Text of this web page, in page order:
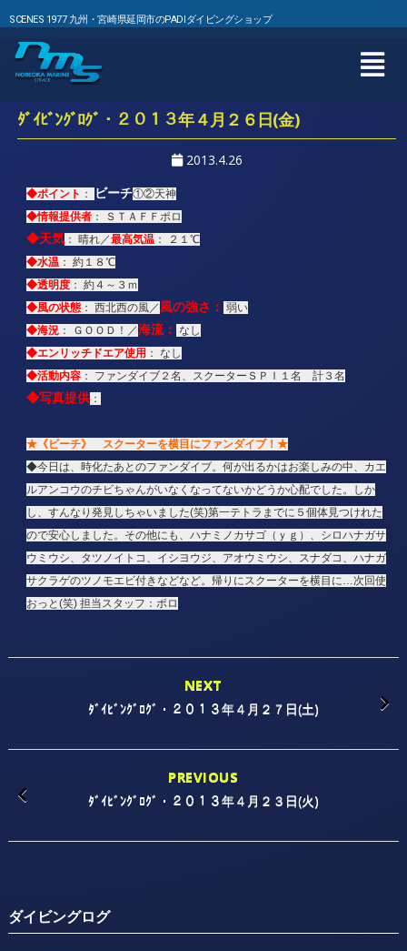
SCENES 1977 九州・宮崎県延岡市のPADIダイビングショップ
ﾀﾞｲﾋﾞﾝｸﾞﾛｸﾞ・２０１３年４月２６日(金)
2013.4.26
◆ポイント ： ビーチ①②天神
◆情報提供者： ＳＴＡＦＦポロ
◆天気： 晴れ／最高気温： ２１℃
◆水温： 約１８℃
◆透明度： 約４～３ｍ
◆風の状態： 西北西の風／風の強さ： 弱い
◆海況： ＧＯＯＤ！／海流： なし
◆エンリッチドエア使用 ： なし
◆活動内容： ファンダイブ２名、スクーターＳＰＩ１名 計３名
◆写真提供：
★《ビーチ》 スクーターを横目にファンダイブ！★
◆今日は、時化たあとのファンダイブ。何が出るかはお楽しみの中、カエ
ルアンコウのチビちゃんがいなくなってないかどうか心配でした。しか
し、すんなり発見しちゃいました(笑)第一テトラまでに５個体見つけれた
ので安心しました。その他にも、ハナミノカサゴ（ｙｇ）、シロハナガサ
ウミウシ、タツノイトコ、イシヨウジ、アオウミウシ、スナダコ、ハナガ
サクラゲのツノモエビ付きなどなど。帰りにスクーターを横目に…次回使
おっと(笑) 担当スタッフ：ポロ
NEXT
ﾀﾞｲﾋﾞﾝｸﾞﾛｸﾞ・２０１３年４月２７日(土)
PREVIOUS
ﾀﾞｲﾋﾞﾝｸﾞﾛｸﾞ・２０１３年４月２３日(火)
ダイビングログ